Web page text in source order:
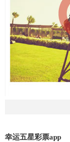
幸运五星彩票app